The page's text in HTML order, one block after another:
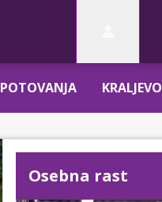
POTOVANJA KRALJEVO
Osebna rast